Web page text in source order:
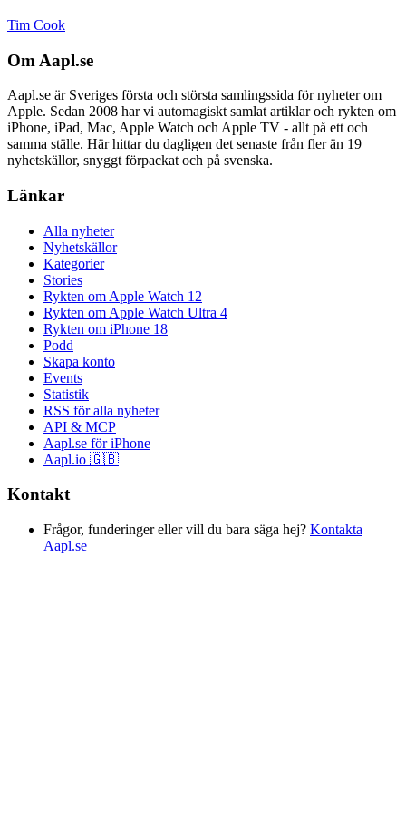
Tim Cook
Om Aapl.se
Aapl.se är Sveriges första och största samlingssida för nyheter om
Apple. Sedan 2008 har vi automagiskt samlat artiklar och rykten om
iPhone, iPad, Mac, Apple Watch och Apple TV - allt på ett och
samma ställe. Här hittar du dagligen det senaste från fler än 19
nyhetskällor, snyggt förpackat och på svenska.
Länkar
Alla nyheter
Nyhetskällor
Kategorier
Stories
Rykten om Apple Watch 12
Rykten om Apple Watch Ultra 4
Rykten om iPhone 18
Podd
Skapa konto
Events
Statistik
RSS för alla nyheter
API & MCP
Aapl.se för iPhone
Aapl.io 🇬🇧
Kontakt
Frågor, funderinger eller vill du bara säga hej? Kontakta
Aapl.se